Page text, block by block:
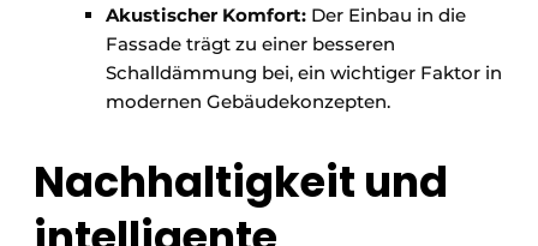
Akustischer Komfort: Der Einbau in die
Fassade trägt zu einer besseren
Schalldämmung bei, ein wichtiger Faktor in
modernen Gebäudekonzepten.
Nachhaltigkeit und